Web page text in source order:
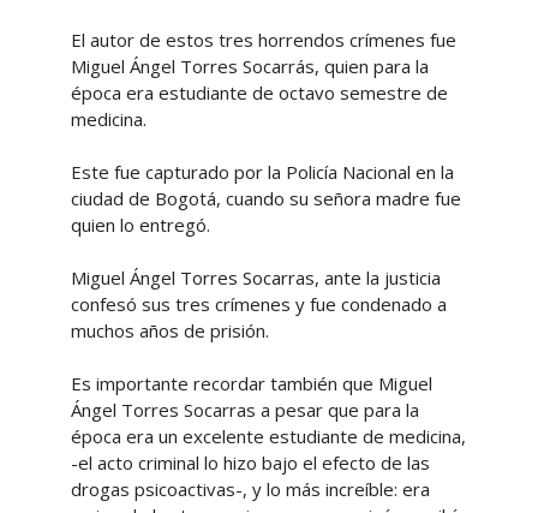
El autor de estos tres horrendos crímenes fue
Miguel Ángel Torres Socarrás, quien para la
época era estudiante de octavo semestre de
medicina.
Este fue capturado por la Policía Nacional en la
ciudad de Bogotá, cuando su señora madre fue
quien lo entregó.
Miguel Ángel Torres Socarras, ante la justicia
confesó sus tres crímenes y fue condenado a
muchos años de prisión.
Es importante recordar también que Miguel
Ángel Torres Socarras a pesar que para la
época era un excelente estudiante de medicina,
-el acto criminal lo hizo bajo el efecto de las
drogas psicoactivas-, y lo más increíble: era